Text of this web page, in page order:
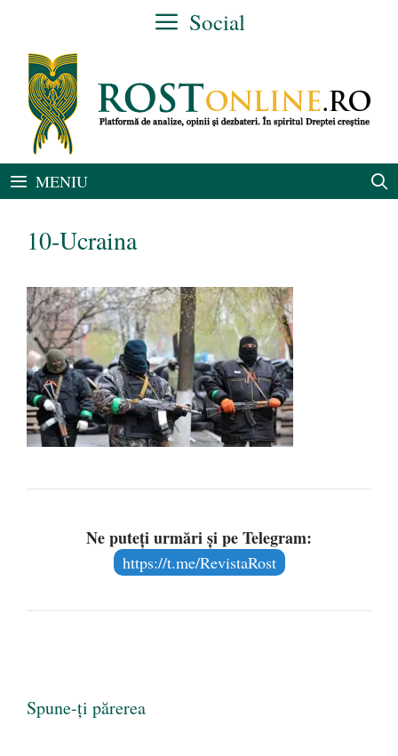
conținut
Social
MENIU
10-Ucraina
Ne puteți urmări și pe Telegram:
https://t.me/RevistaRost
Spune-ți părerea